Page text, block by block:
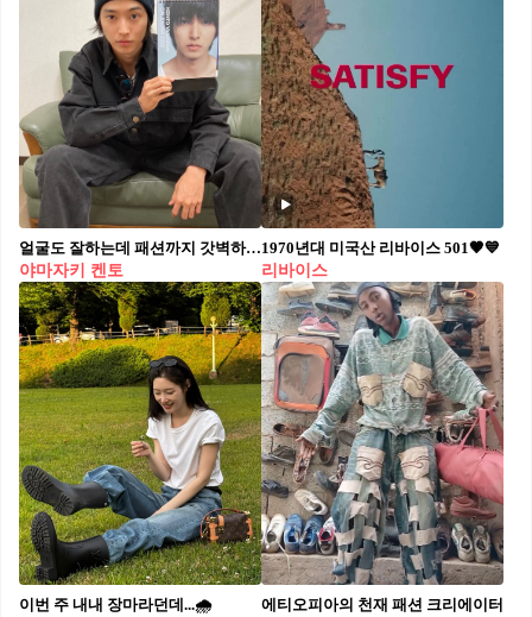
얼굴도 잘하는데 패션까지 갓벽하다!
야마자키 켄토
1970년대 미국산 리바이스 501🤎💙
리바이스
이번 주 내내 장마라던데...🌧️
에티오피아의 천재 패션 크리에이터